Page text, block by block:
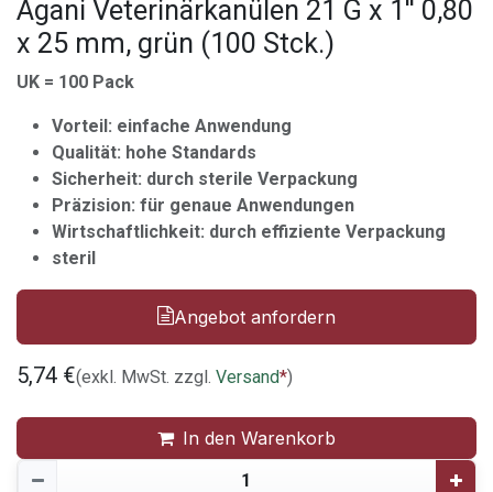
Agani Veterinärkanülen 21 G x 1'' 0,80
x 25 mm, grün (100 Stck.)
UK = 100 Pack
Vorteil: einfache Anwendung
Qualität: hohe Standards
Sicherheit: durch sterile Verpackung
Präzision: für genaue Anwendungen
Wirtschaftlichkeit: durch effiziente Verpackung
steril
Angebot anfordern
5,74 €(exkl. MwSt. zzgl. Versand*)
In den Warenkorb